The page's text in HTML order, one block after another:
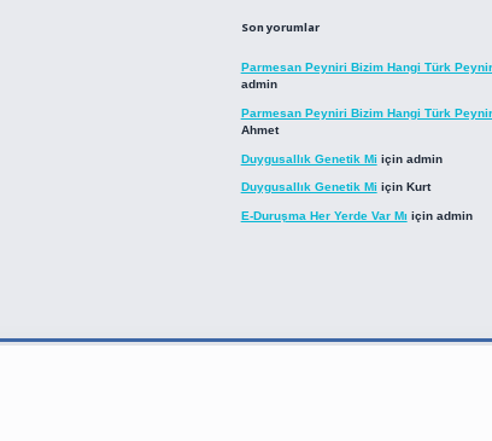
Son yorumlar
Parmesan Peyniri Bizim Hangi Türk
admin
Parmesan Peyniri Bizim Hangi Türk
Ahmet
Duygusallık Genetik Mi için admin
Duygusallık Genetik Mi için Kurt
E-Duruşma Her Yerde Var Mı için admin